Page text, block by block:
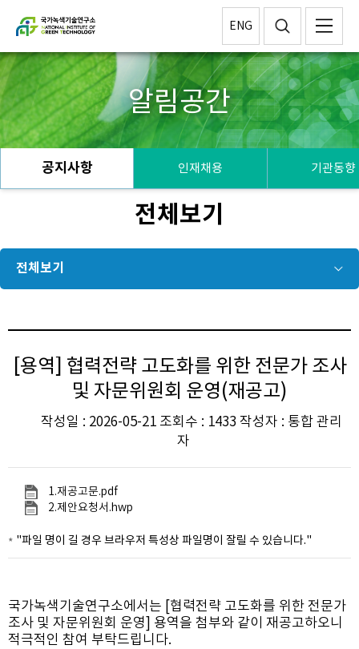
ENG
알림공간
공지사항 인재채용 기관동향
전체보기
전체보기
[용역] 협력전략 고도화를 위한 전문가 조사
및 자문위원회 운영(재공고)
작성일 : 2026-05-21 조회수 : 1433 작성자 : 통합 관리
자
1.재공고문.pdf
2.제안요청서.hwp
"파일 명이 길 경우 브라우저 특성상 파일명이 잘릴 수 있습니다."
국가녹색기술연구소에서는 [협력전략 고도화를 위한 전문가
조사 및 자문위원회 운영] 용역을 첨부와 같이 재공고하오니
적극적인 참여 부탁드립니다.